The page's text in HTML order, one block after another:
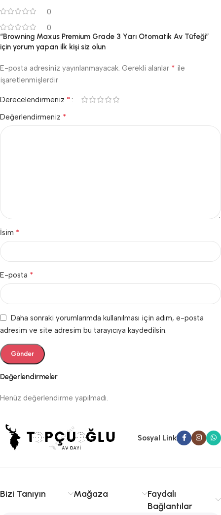
0
0
Değerlendirmeler
Henüz değerlendirme yapılmadı.
“Browning Maxus Premium Grade 3 Yarı Otomatik Av Tüfeği”
için yorum yapan ilk kişi siz olun
E-posta adresiniz yayınlanmayacak. Gerekli alanlar * ile
işaretlenmişlerdir
Derecelendirmeniz *
Değerlendirmeniz *
İsim *
E-posta *
Daha sonraki yorumlarımda kullanılması için adım, e-posta
adresim ve site adresim bu tarayıcıya kaydedilsin.
Sosyal Link
Bizi Tanıyın Mağaza
Faydalı
Bağlantılar